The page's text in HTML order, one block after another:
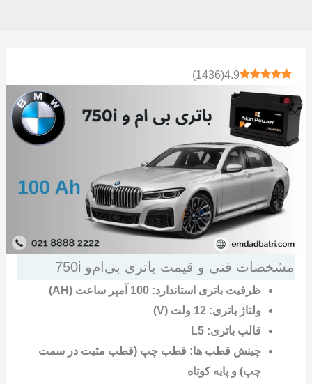
4.9
(
1436
)
مشخصات فنی و قیمت باتری بی‌ام‌و 750i
ظرفیت باتری استاندارد: 100 آمپر ساعت (AH)
ولتاژ باتری: 12 ولت (V)
قالب باتری: L5
چینش قطب ها: قطب چپ (قطب مثبت در سمت
چپ) و پایه کوتاه